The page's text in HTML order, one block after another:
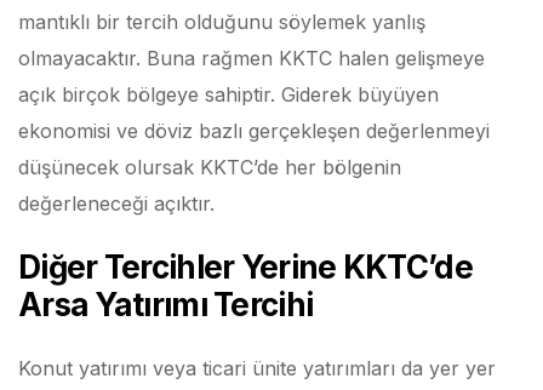
mantıklı bir tercih olduğunu söylemek yanlış
olmayacaktır. Buna rağmen KKTC halen gelişmeye
açık birçok bölgeye sahiptir. Giderek büyüyen
ekonomisi ve döviz bazlı gerçekleşen değerlenmeyi
düşünecek olursak KKTC’de her bölgenin
değerleneceği açıktır.
Diğer Tercihler Yerine KKTC’de
Arsa Yatırımı Tercihi
Konut yatırımı veya ticari ünite yatırımları da yer yer